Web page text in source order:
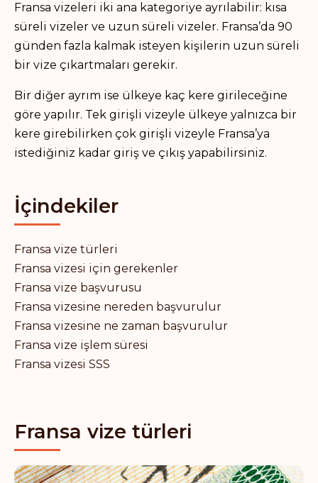
İçindekiler
Fransa vize türleri
Fransa vizesi için gerekenler
Fransa vize başvurusu
Fransa vizesine nereden başvurulur
Fransa vizesine ne zaman başvurulur
Fransa vize işlem süresi
Fransa vizesi SSS
Fransa vizeleri iki ana kategoriye ayrılabilir: kısa
süreli vizeler ve uzun süreli vizeler. Fransa’da 90
günden fazla kalmak isteyen kişilerin uzun süreli
bir vize çıkartmaları gerekir.
Bir diğer ayrım ise ülkeye kaç kere girileceğine
göre yapılır. Tek girişli vizeyle ülkeye yalnızca bir
kere girebilirken çok girişli vizeyle Fransa’ya
istediğiniz kadar giriş ve çıkış yapabilirsiniz.
Fransa vize türleri